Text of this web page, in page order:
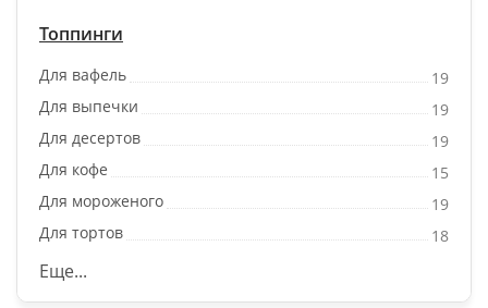
Топпинги
Для вафель
19
Для выпечки
19
Для десертов
19
Для кофе
15
Для мороженого
19
Для тортов
18
Еще...